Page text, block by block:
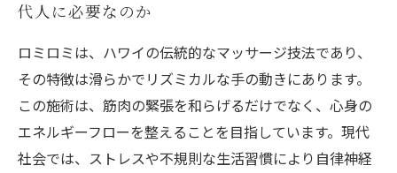
代人に必要なのか
ロミロミは、ハワイの伝統的なマッサージ技法であり、
その特徴は滑らかでリズミカルな手の動きにあります。
この施術は、筋肉の緊張を和らげるだけでなく、心身の
エネルギーフローを整えることを目指しています。現代
社会では、ストレスや不規則な生活習慣により自律神経